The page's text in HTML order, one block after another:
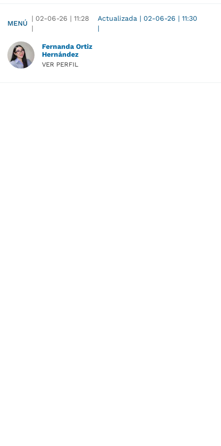
MENÚ
| 02-06-26 | 11:28
|
Actualizada | 02-06-26 |11:30
|
Fernanda Ortiz
Hernández
VER PERFIL